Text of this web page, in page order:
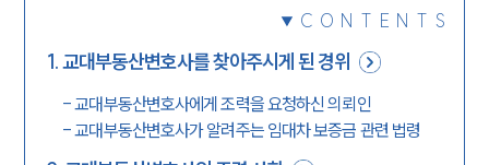
CONTENTS
1.교대부동산변호사를 찾아주시게 된 경위
-교대부동산변호사에게 조력을 요청하신 의뢰인
-교대부동산변호사가 알려주는 임대차 보증금 관련 법령